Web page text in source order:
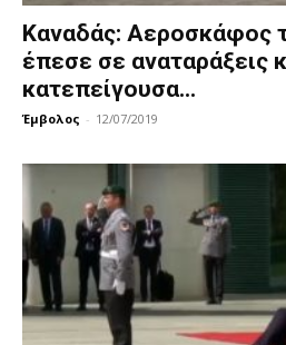
Καναδάς: Αεροσκάφος
έπεσε σε αναταράξεις
κατεπείγουσα...
Έμβολος - 12/07/2019